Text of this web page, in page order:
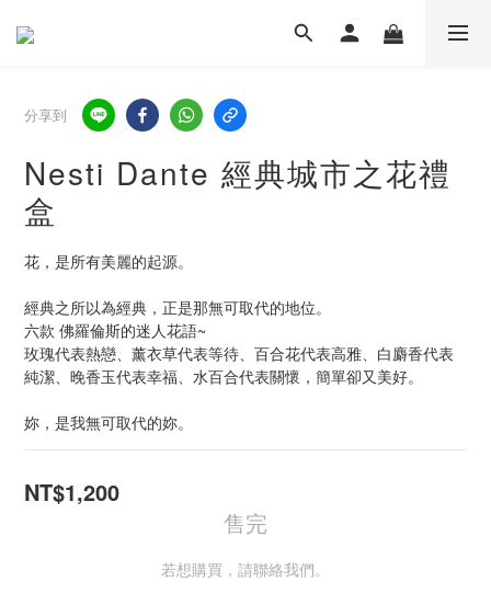
分享到
Nesti Dante 經典城市之花禮
盒
花，是所有美麗的起源。
經典之所以為經典，正是那無可取代的地位。
六款 佛羅倫斯的迷人花語~
玫瑰代表熱戀、薰衣草代表等待、百合花代表高雅、白麝香代表
純潔、晚香玉代表幸福、水百合代表關懷，簡單卻又美好。
妳，是我無可取代的妳。
NT$1,200
售完
若想購買，請聯絡我們。